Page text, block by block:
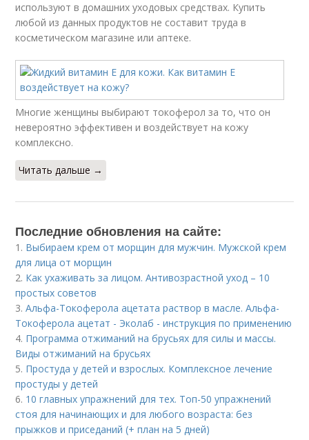
используют в домашних уходовых средствах. Купить
любой из данных продуктов не составит труда в
косметическом магазине или аптеке.
Многие женщины выбирают токоферол за то, что он
невероятно эффективен и воздействует на кожу
комплексно.
Читать дальше →
Последние обновления на сайте:
1. Выбираем крем от морщин для мужчин. Мужской крем
для лица от морщин
2. Как ухаживать за лицом. Антивозрастной уход – 10
простых советов
3.Альфа-Токоферола ацетата раствор в масле. Альфа-
Токоферола ацетат - Эколаб - инструкция по применению
4. Программа отжиманий на брусьях для силы и массы.
Виды отжиманий на брусьях
5. Простуда у детей и взрослых. Комплексное лечение
простуды у детей
6. 10 главных упражнений для тех. Топ-50 упражнений
стоя для начинающих и для любого возраста: без
прыжков и приседаний (+ план на 5 дней)